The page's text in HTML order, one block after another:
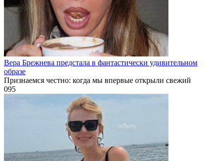
Вера Брежнева предстала в фантастически удивительном
образе
Признаемся честно: когда мы впервые открыли свежий
095